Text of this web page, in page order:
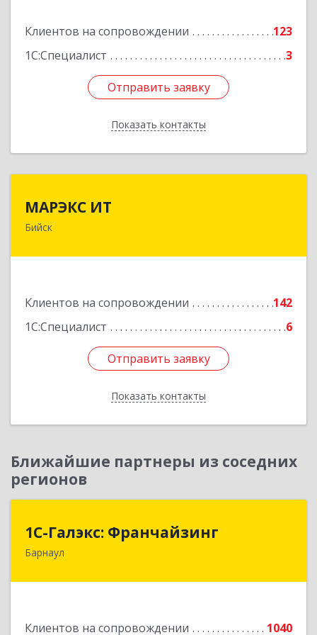
Клиентов на сопровождении
123
1С:Специалист
3
Отправить заявку
Показать контакты
Отправить заявку
Назад
МАРЭКС ИТ
Бийск
Клиентов на сопровождении
142
1С:Специалист
6
Отправить заявку
Показать контакты
Отправить заявку
Назад
Ближайшие партнеры из соседних
регионов
1С-Галэкс: Франчайзинг
Барнаул
Клиентов на сопровождении 1040
1С-Галэкс: Франчайзинг
656015, Алтайский край, Барнаул г, Деповская